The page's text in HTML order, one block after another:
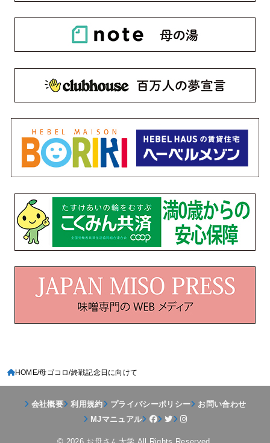
HOME 母ゴコロ 終戦記念日に向けて
会社概要 利用規約 プライバシーポリシー
お問い合わせ
MJマニュアル